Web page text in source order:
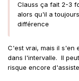
Clauss ça fait 2-3
alors qu'il a
différence
C'est vrai, mais il s'en
dans l'intervalle. Il
risque encore